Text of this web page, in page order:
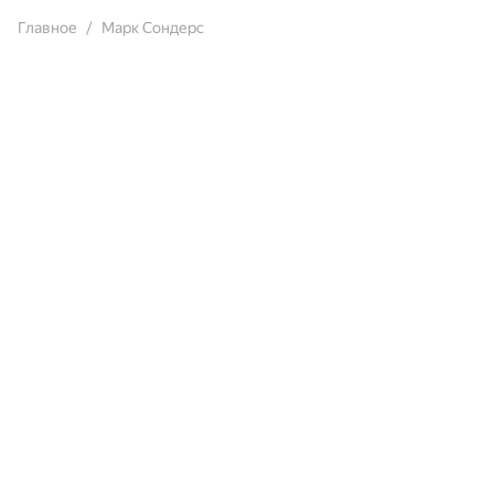
Главное Марк Сондерс